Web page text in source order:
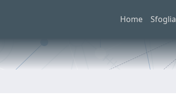
Home Sfoglia